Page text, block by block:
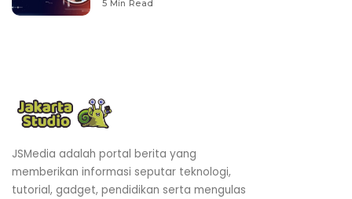
5 Min Read
JSMedia adalah portal berita yang
memberikan informasi seputar teknologi,
tutorial, gadget, pendidikan serta mengulas